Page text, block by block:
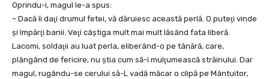
Oprindu-i, magul le-a spus:
– Dacă îi daţi drumul fetei, vă dăruiesc această perlă. O puteţi vinde
şi împărţi banii. Veţi câştiga mult mai mult lăsând fata liberă.
Lacomi, soldaţii au luat perla, eliberând-o pe tânără, care,
plângând de fericire, nu ştia cum să-i mulţumească străinului. Dar
magul, rugându-se cerului să-L vadă măcar o clipă pe Mântuitor,